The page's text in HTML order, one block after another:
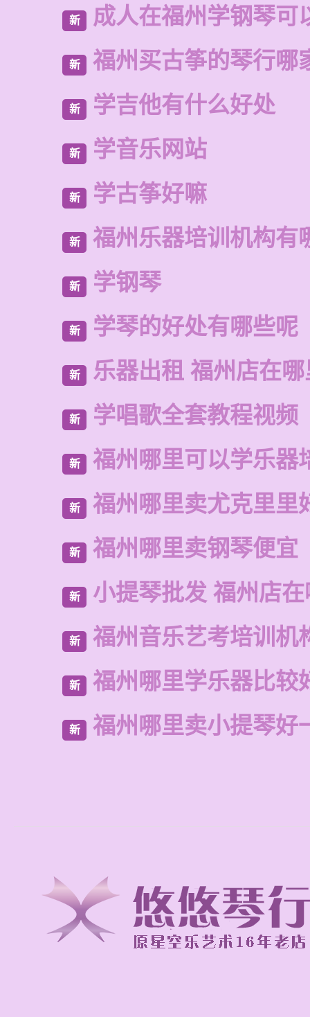
新 成人在福州学钢琴可
新 福州买古筝的琴行哪
新 学吉他有什么好处
新 学音乐网站
新 学古筝好嘛
新 福州乐器培训机构有
新 学钢琴
新 学琴的好处有哪些呢
新 乐器出租 福州店在
新 学唱歌全套教程视频
新 福州哪里可以学乐器
新 福州哪里卖尤克里里
新 福州哪里卖钢琴便宜
新 小提琴批发 福州店
新 福州音乐艺考培训机
新 福州哪里学乐器比较
新 福州哪里卖小提琴好